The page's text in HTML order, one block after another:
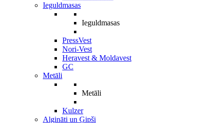
Ieguldmasas
Ieguldmasas
PressVest
Nori-Vest
Heravest & Moldavest
GC
Metāli
Metāli
Kulzer
Algināti un Ģipši